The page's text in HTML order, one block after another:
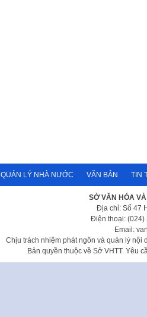
QUẢN LÝ NHÀ NƯỚC VĂN BẢN TIN
SỞ VĂN HÓA
Địa chỉ: Số 47
Điện thoại: (024)
Email:
Chịu trách nhiệm phát ngôn và quản lý nội
Bản quyền thuộc về Sở VHTT. Yêu